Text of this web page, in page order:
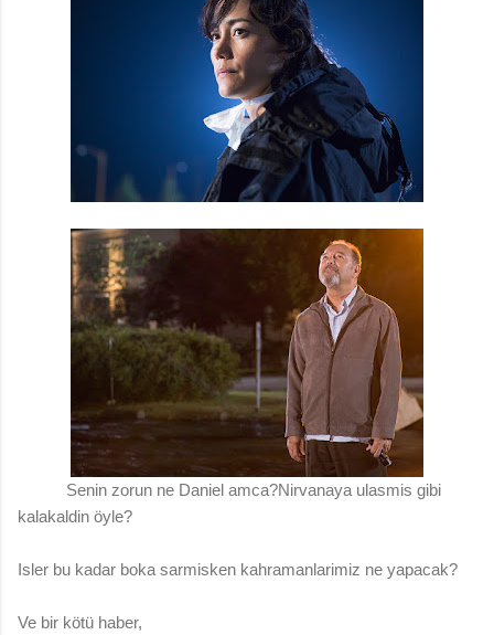
Senin zorun ne Daniel amca?Nirvanaya ulasmis gibi
kalakaldin öyle?
Isler bu kadar boka sarmisken kahramanlarimiz ne yapacak?
Ve bir kötü haber,